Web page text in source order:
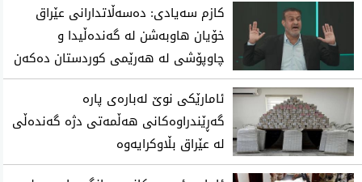
كازم سەیادی: دەسەڵاتدارانی عێراق
خۆیان هاوبەشن لە گەندەڵیدا و
چاوپۆشی لە هەرێمی كوردستان دەكەن
ئامارێکی نوێ لەبارەی پارە
گەڕێندراوەکانی هەڵمەتی دژە گەندەڵی
لە عێراق بڵاوکرایەوە